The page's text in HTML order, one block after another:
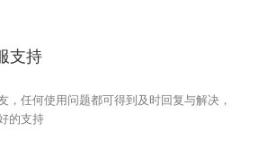
支持
，任何使用问题都可得到及时回复与解决，
的支持